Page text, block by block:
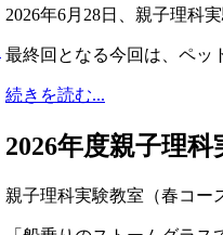
2026年6月28日、親子理科
最終回となる今回は、ペッ
続きを読む...
2026年度親子理
親子理科実験教室（春コー